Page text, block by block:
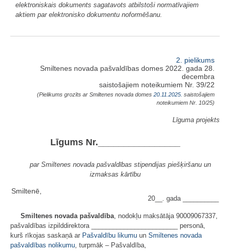
elektroniskais dokuments sagatavots atbilstoši normatīvajiem
aktiem par elektronisko dokumentu noformēšanu.
2. pielikums
Smiltenes novada pašvaldības domes 2022. gada 28.
decembra
saistošajiem noteikumiem Nr. 39/22
(Pielikums grozīts ar Smiltenes novada domes 20.11.2025. saistošajiem
noteikumiem Nr. 10/25)
Līguma projekts
Līgums Nr.________________
par Smiltenes novada pašvaldības stipendijas piešķiršanu un
izmaksas kārtību
Smiltenē,
20__. gada __________
Smiltenes novada pašvaldība, nodokļu maksātāja 90009067337,
pašvaldības izpilddirektora ________________________ personā,
kurš rīkojas saskaņā ar Pašvaldību likumu un Smiltenes novada
pašvaldības nolikumu, turpmāk – Pašvaldība,